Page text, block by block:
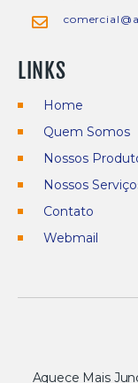
LINKS
Home
Quem Somos
Nossos
Nossos
Contato
Webmail
Aquece Mais